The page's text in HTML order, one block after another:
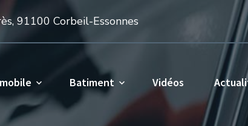
91100 Corbeil-Essonnes
Batiment Vidéos